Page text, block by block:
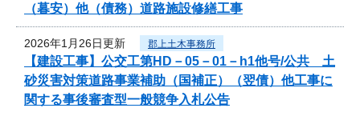
（暮安）他（債務）道路施設修繕工事
2026年1月26日更新 郡上土木事務所
【建設工事】公交工第HD－05－01－h1他号/公共 土
砂災害対策道路事業補助（国補正）（翌債）他工事に
関する事後審査型一般競争入札公告